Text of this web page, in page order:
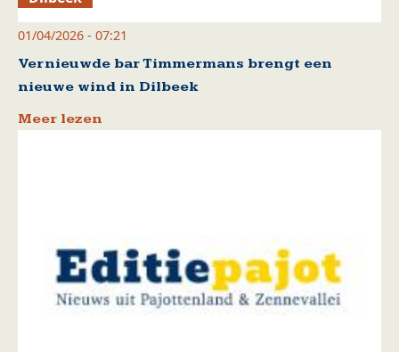
01/04/2026 - 07:21
Vernieuwde bar Timmermans brengt een
nieuwe wind in Dilbeek
Meer lezen